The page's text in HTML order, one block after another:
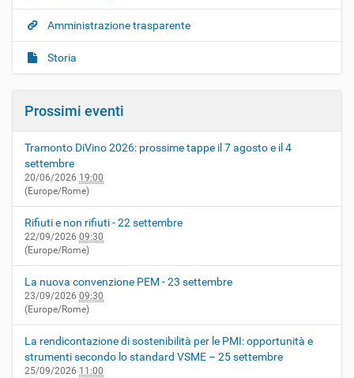
Amministrazione trasparente
Storia
Prossimi eventi
Tramonto DiVino 2026: prossime tappe il 7 agosto e il 4
settembre
20/06/2026 19:00
(Europe/Rome)
Rifiuti e non rifiuti - 22 settembre
22/09/2026 09:30
(Europe/Rome)
La nuova convenzione PEM - 23 settembre
23/09/2026 09:30
(Europe/Rome)
La rendicontazione di sostenibilità per le PMI: opportunità e
strumenti secondo lo standard VSME – 25 settembre
25/09/2026 11:00